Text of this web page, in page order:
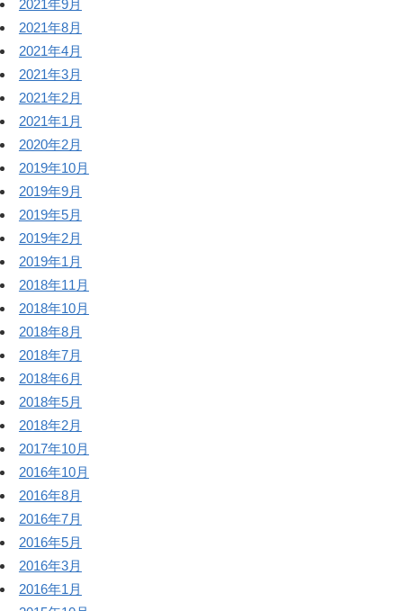
2021年9月
2021年8月
2021年4月
2021年3月
2021年2月
2021年1月
2020年2月
2019年10月
2019年9月
2019年5月
2019年2月
2019年1月
2018年11月
2018年10月
2018年8月
2018年7月
2018年6月
2018年5月
2018年2月
2017年10月
2016年10月
2016年8月
2016年7月
2016年5月
2016年3月
2016年1月